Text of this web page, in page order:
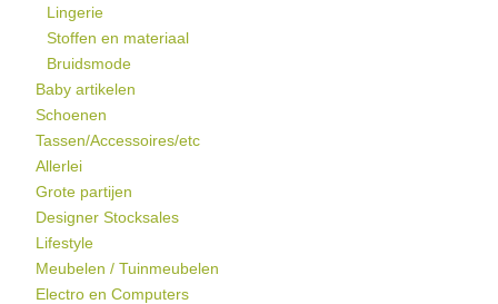
Lingerie
Stoffen en materiaal
Bruidsmode
Baby artikelen
Schoenen
Tassen/Accessoires/etc
Allerlei
Grote partijen
Designer Stocksales
Lifestyle
Meubelen / Tuinmeubelen
Electro en Computers